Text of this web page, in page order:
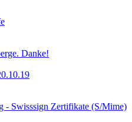
Danke!
- Swisssign Zertifikate (S/Mime)